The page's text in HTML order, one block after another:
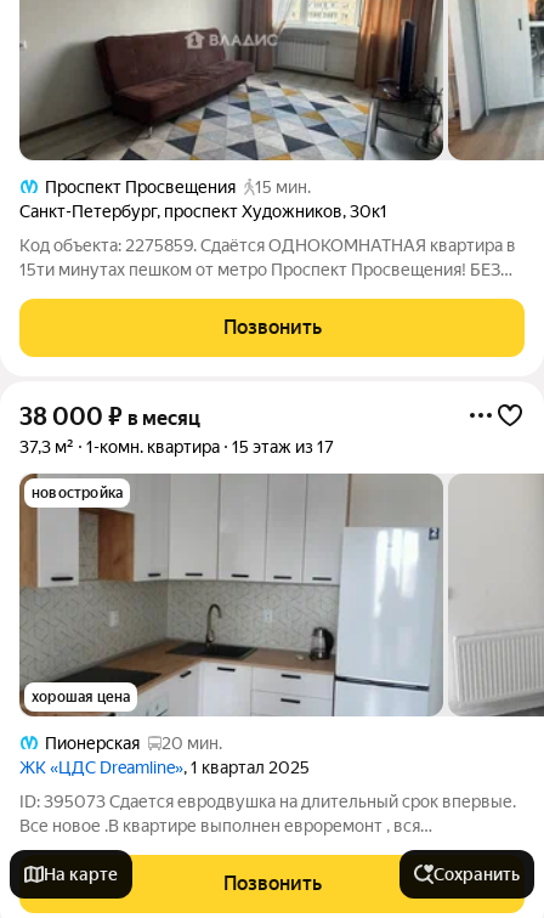
Проспект Просвещения
15 мин.
Санкт-Петербург, проспект Художников,30к1
Код объекта: 2275859. Сдаётся ОДНОКОМНАТНАЯ квартира в
15ти минутах пешком от метро Проспект Просвещения! БЕЗ
КВАРТИРЕ: - Располагается на 8 этаже хорошего панельного
дома с окнами в красивый двор
Позвонить
38 000 ₽ в месяц
37,3 м² 1-комн. квартира 15 этаж из 17
новостройка
хорошая цена
Пионерская
20 мин.
ЖК «ЦДС Dreamline», 1 квартал 2025
ID: 395073 Сдается евродвушка на длительный срок впервые.
Все новое .В квартире выполнен евроремонт , вся
необходимая мебель, бытовая техника имеются. В доме есть
пассажирский и грузовой лифты. Закрытый двор, спортивная
площадка, есть открытая
Позвонить
На карте Сохранить